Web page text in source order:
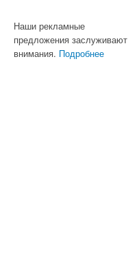
Наши рекламные
предложения заслуживают
внимания. Подробнее